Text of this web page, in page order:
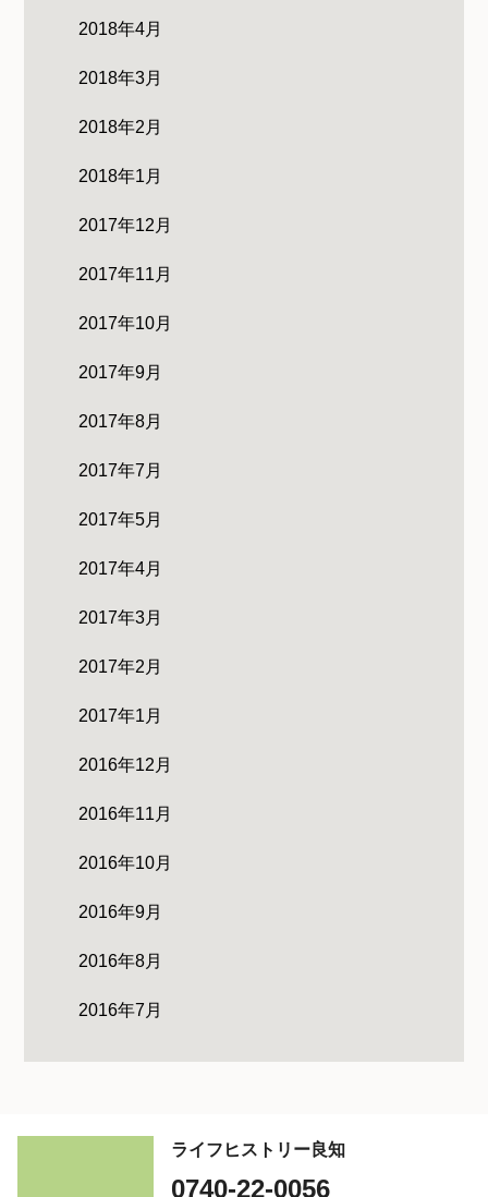
2018年4月
2018年3月
2018年2月
2018年1月
2017年12月
2017年11月
2017年10月
2017年9月
2017年8月
2017年7月
2017年5月
2017年4月
2017年3月
2017年2月
2017年1月
2016年12月
2016年11月
2016年10月
2016年9月
2016年8月
2016年7月
ライフヒストリー良知
0740-22-0056